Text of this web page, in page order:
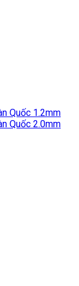
Quốc 1.2mm
Quốc 2.0mm